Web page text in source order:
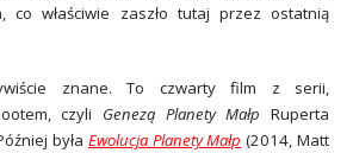
co właściwie zaszło tutaj przez ostatnią
znane. To czwarty film z serii,
czyli Genezą Planety Małp Ruperta
była Ewolucja Planety Małp (2014, Matt